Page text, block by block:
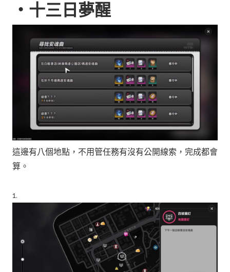
‧十三日夢醒
這邊有八個地點，不用管任務有沒有公開線索，完成都會
算。
1.